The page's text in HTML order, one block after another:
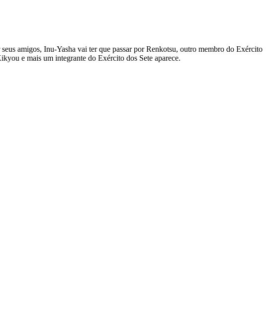
amigos, Inu-Yasha vai ter que passar por Renkotsu, outro membro do Exército
e mais um integrante do Exército dos Sete aparece.